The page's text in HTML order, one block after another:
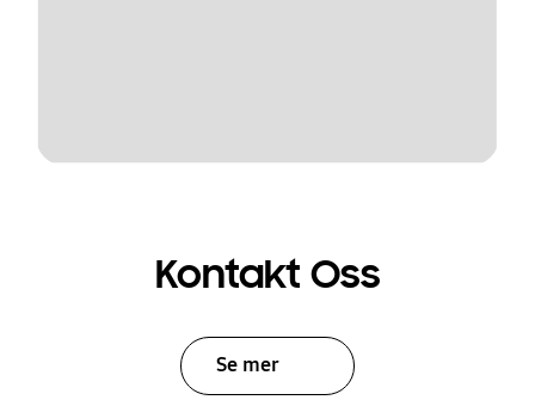
Kontakt Oss
Se mer